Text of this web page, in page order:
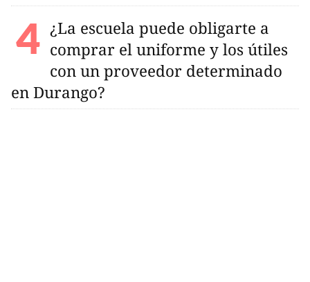
¿La escuela puede obligarte a
comprar el uniforme y los útiles
con un proveedor determinado
en Durango?